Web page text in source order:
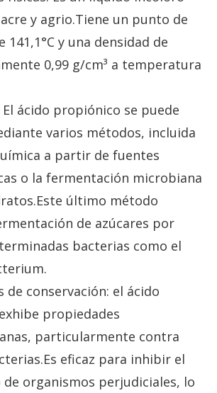
y agrio.Tiene un punto de
141,1°C y una densidad de
0,99 g/cm³ a ​​temperatura
ácido propiónico se puede
varios métodos, incluida
a partir de fuentes
o la fermentación microbiana
último método
de azúcares por
bacterias como el
de conservación: el ácido
propiedades
particularmente contra
eficaz para inhibir el
organismos perjudiciales, lo